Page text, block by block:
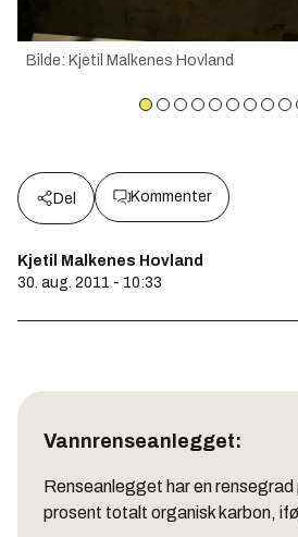
Bilde: Kjetil Malkenes Hovland
Del Kommenter
Kjetil Malkenes Hovland
30. aug. 2011 - 10:33
Vannrenseanlegget:
Renseanlegget har en
prosent totalt organisk karbon,